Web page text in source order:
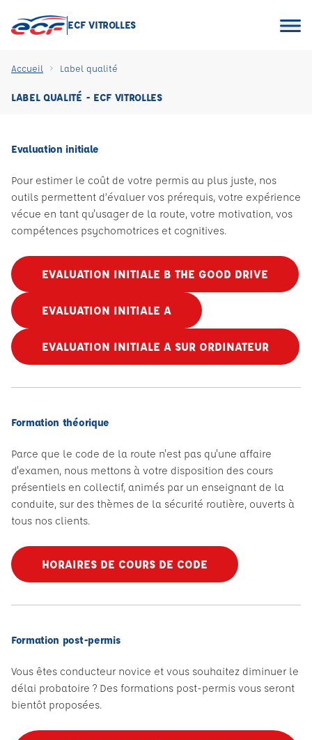
ECF VITROLLES
Accueil Label qualité
LABEL QUALITÉ - ECF VITROLLES
Evaluation initiale
Pour estimer le coût de votre permis au plus juste, nos
outils permettent d’évaluer vos prérequis, votre expérience
vécue en tant qu'usager de la route, votre motivation, vos
compétences psychomotrices et cognitives.
EVALUATION INITIALE B THE GOOD DRIVE
EVALUATION INITIALE A
EVALUATION INITIALE A SUR ORDINATEUR
Formation théorique
Parce que le code de la route n'est pas qu'une affaire
d'examen, nous mettons à votre disposition des cours
présentiels en collectif, animés par un enseignant de la
conduite, sur des thèmes de la sécurité routière, ouverts à
tous nos clients.
HORAIRES DE COURS DE CODE
Formation post-permis
Vous êtes conducteur novice et vous souhaitez diminuer le
délai probatoire ? Des formations post-permis vous seront
bientôt proposées.